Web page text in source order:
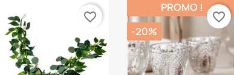
favorite_border
PROMO !
-20%
favorite_border